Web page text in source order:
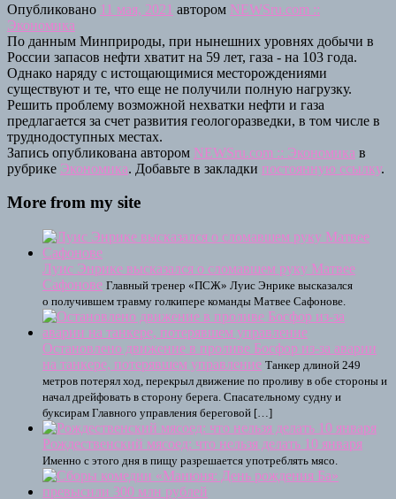
Опубликовано 11 мая, 2021 автором NEWSru.com ::
Экономика
По данным Минприроды, при нынешних уровнях добычи в
России запасов нефти хватит на 59 лет, газа - на 103 года.
Однако наряду с истощающимися месторождениями
существуют и те, что еще не получили полную нагрузку.
Решить проблему возможной нехватки нефти и газа
предлагается за счет развития геологоразведки, в том числе в
труднодоступных местах.
Запись опубликована автором NEWSru.com :: Экономика в
рубрике Экономика. Добавьте в закладки постоянную ссылку.
More from my site
Луис Энрике высказался о сломавшем руку Матвее
Сафонове Главный тренер «ПСЖ» Луис Энрике высказался
о получившем травму голкипере команды Матвее Сафонове.
Остановлено движение в проливе Босфор из-за аварии
на танкере, потерявшем управление Танкер длиной 249
метров потерял ход, перекрыл движение по проливу в обе стороны и
начал дрейфовать в сторону берега. Спасательному судну и
буксирам Главного управления береговой […]
Рождественский мясоед: что нельзя делать 10 января
Именно с этого дня в пищу разрешается употреблять мясо.